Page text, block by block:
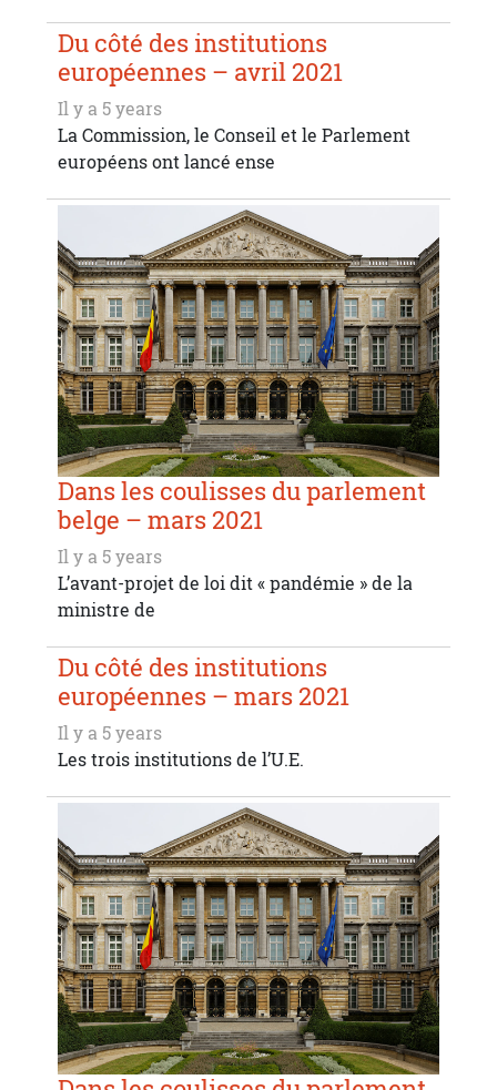
Du côté des institutions
européennes – avril 2021
Il y a 5 years
La Commission, le Conseil et le Parlement
européens ont lancé ense
Dans les coulisses du parlement
belge – mars 2021
Il y a 5 years
L’avant-projet de loi dit « pandémie » de la
ministre de
Du côté des institutions
européennes – mars 2021
Il y a 5 years
Les trois institutions de l’U.E.